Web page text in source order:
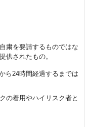
粛を要請するものではな
供されたもの。
ら24時間経過するまでは
の着用やハイリスク者と